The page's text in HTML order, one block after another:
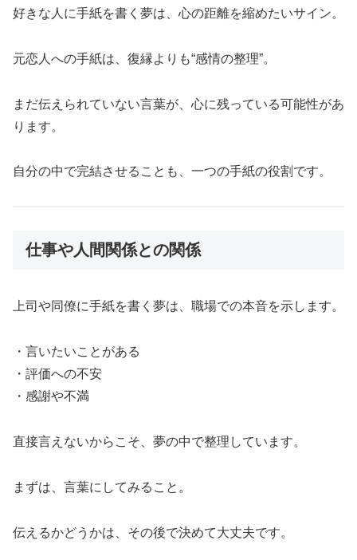
好きな人に手紙を書く夢は、心の距離を縮めたいサイン。
元恋人への手紙は、復縁よりも“感情の整理”。
まだ伝えられていない言葉が、心に残っている可能性があ
ります。
自分の中で完結させることも、一つの手紙の役割です。
仕事や人間関係との関係
上司や同僚に手紙を書く夢は、職場での本音を示します。
・言いたいことがある
・評価への不安
・感謝や不満
直接言えないからこそ、夢の中で整理しています。
まずは、言葉にしてみること。
伝えるかどうかは、その後で決めて大丈夫です。